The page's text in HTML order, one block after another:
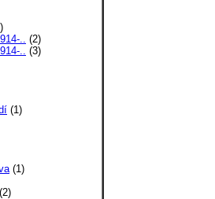
.. (2)
.. (3)
(1)
(1)